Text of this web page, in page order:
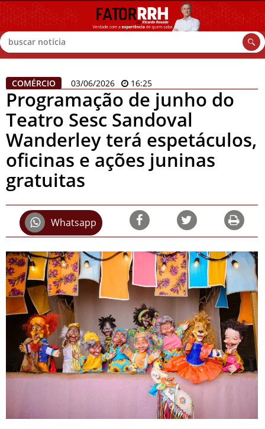
Buscar
COMÉRCIO 03/06/2026 16:25
Programação de junho do
Teatro Sesc Sandoval
Wanderley terá espetáculos,
oficinas e ações juninas
gratuitas
Whatsapp